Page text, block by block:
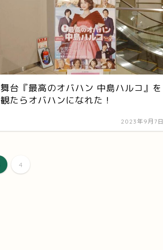
舞台『最高のオバハン 中島ハルコ』を
観たらオバハンになれた！
2023年9月7日
4